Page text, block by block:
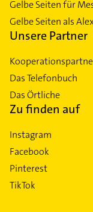
Gelbe Seiten für
Gelbe Seiten als
Unsere Partner
Das Telefonbuch
Das Örtliche
Zu finden auf
Instagram
Facebook
Pinterest
TikTok